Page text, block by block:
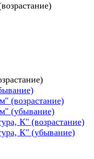
(возрастание)
(убывание)
К" (возрастание)
К" (убывание)